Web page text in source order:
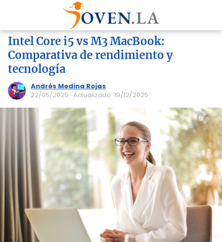
Intel Core i5 vs M3 MacBook:
Comparativa de rendimiento y
tecnología
Andrés Medina Rojas
22/05/2025 · Actualizado: 19/12/2025